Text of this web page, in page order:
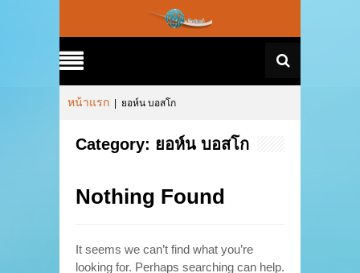
หน้าแรก ยอห์น บอสโก
Category: ยอห์น บอสโก
Nothing Found
It seems we can’t find what you’re
looking for. Perhaps searching can help.